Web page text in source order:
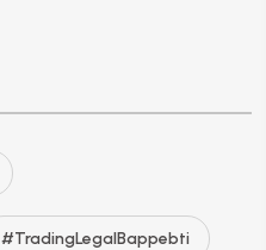
#TradingLegalBappebti